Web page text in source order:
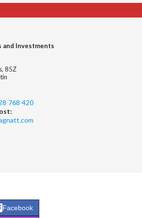
and Investments
85Z
768 420
Facebook